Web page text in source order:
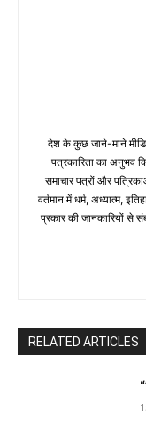
देश के कुछ जाने-माने
पत्रकारिता का अनुभव
समाचार पत्रों और
वर्तमान में धर्म, अध्यात्म,
प्रकार की जानकारियों से
RELATED ARTICLES